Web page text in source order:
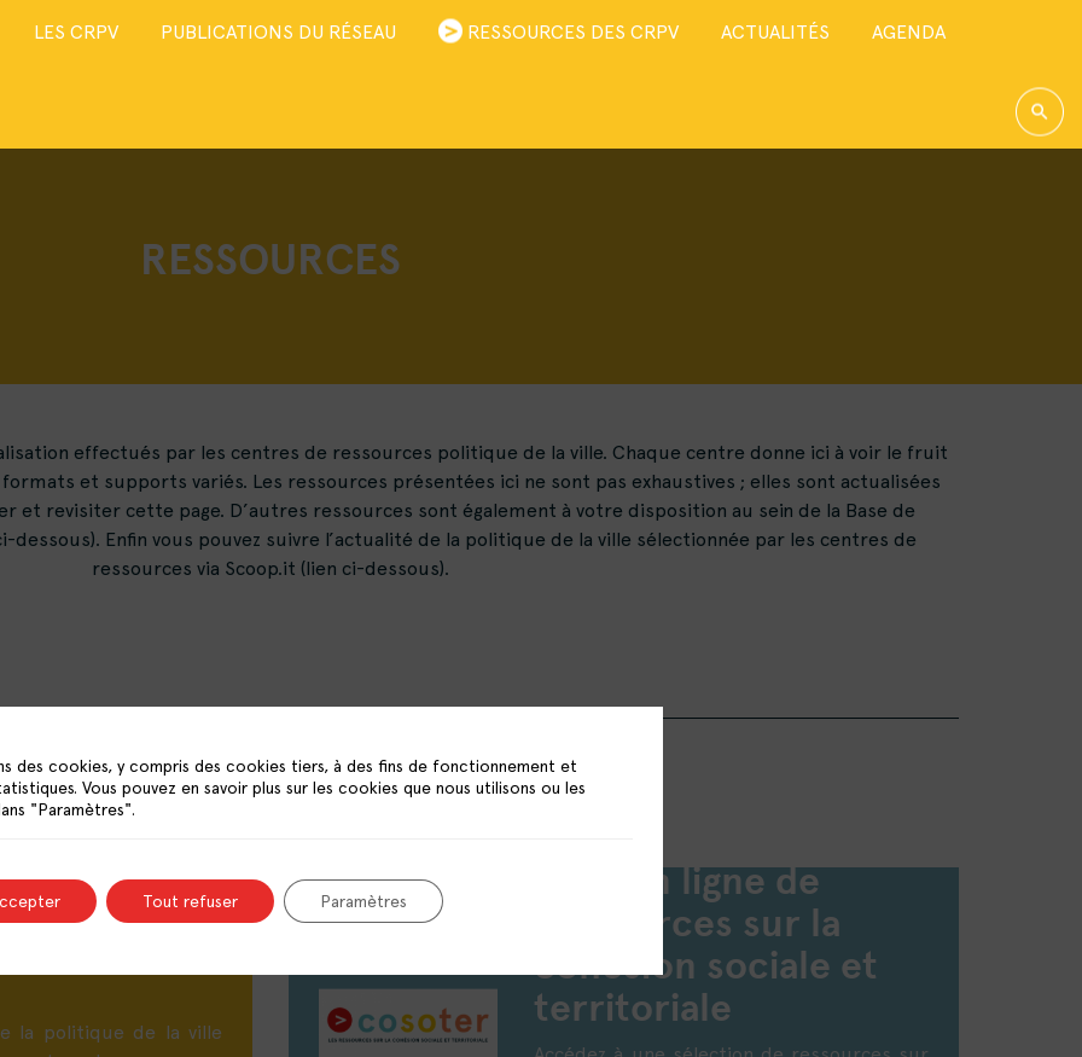
LES CRPV PUBLICATIONS DU RÉSEAU RESSOURCES DES CRPV ACTUALITÉS
AGENDA
RESSOURCES
effectués par les centres de ressources politique de la ville. Chaque centre donne ici à voir le fruit
et supports variés. Les ressources présentées ici ne sont pas exhaustives ; elles sont actualisées
et revisiter cette page. D’autres ressources sont également à votre disposition au sein de la Base de
dessous). Enfin vous pouvez suivre l’actualité de la politique de la ville sélectionnée par les centres de
ressources via Scoop.it (lien ci-dessous).
Aucun résultat trouvé
de presse
de la
la politique de la ville
Base en ligne de
ressources sur la
cohésion sociale et
territoriale
des cookies, y compris des cookies tiers, à des fins de fonctionnement et
Vous pouvez en savoir plus sur les cookies que nous utilisons ou les
"Paramètres".
Tout refuser Paramètres